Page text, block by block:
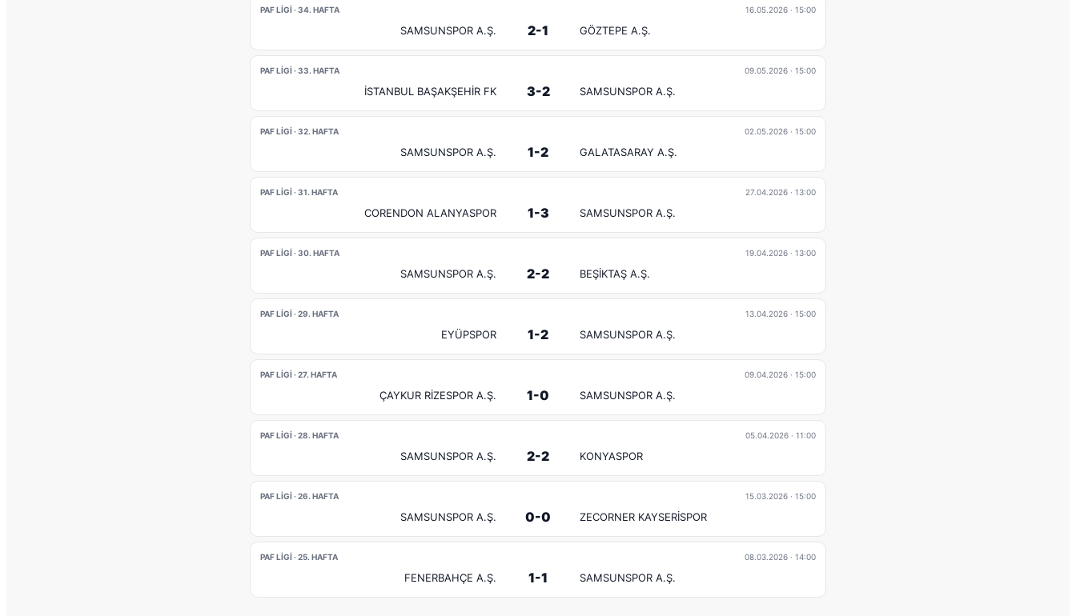
PAF LIGI · 34. HAFTA 16.05.2026 · 15:00
SAMSUNSPOR A.Ş. 2-1 GÖZTEPE A.Ş.
PAF LIGI · 33. HAFTA 09.05.2026 · 15:00
İSTANBUL BAŞAKŞEHİR FK 3-2 SAMSUNSPOR A.Ş.
PAF LIGI · 32. HAFTA 02.05.2026 · 15:00
SAMSUNSPOR A.Ş. 1-2 GALATASARAY A.Ş.
PAF LIGI · 31. HAFTA 27.04.2026 · 13:00
CORENDON ALANYASPOR 1-3 SAMSUNSPOR A.Ş.
PAF LIGI · 30. HAFTA 19.04.2026 · 13:00
SAMSUNSPOR A.Ş. 2-2 BEŞİKTAŞ A.Ş.
PAF LIGI · 29. HAFTA 13.04.2026 · 15:00
EYÜPSPOR 1-2 SAMSUNSPOR A.Ş.
PAF LIGI · 27. HAFTA 09.04.2026 · 15:00
ÇAYKUR RİZESPOR A.Ş. 1-0 SAMSUNSPOR A.Ş.
PAF LIGI · 28. HAFTA 05.04.2026 · 11:00
SAMSUNSPOR A.Ş. 2-2 KONYASPOR
PAF LIGI · 26. HAFTA 15.03.2026 · 15:00
SAMSUNSPOR A.Ş. 0-0 ZECORNER KAYSERİSPOR
PAF LIGI · 25. HAFTA 08.03.2026 · 14:00
FENERBAHÇE A.Ş. 1-1 SAMSUNSPOR A.Ş.